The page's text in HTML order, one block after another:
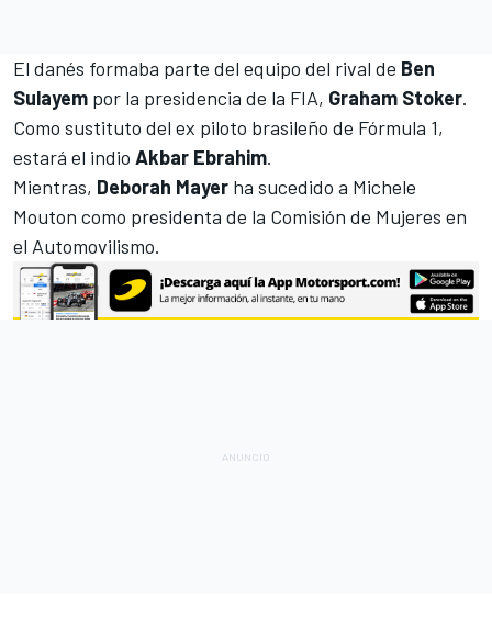
El danés formaba parte del equipo del rival de Ben
Sulayem por la presidencia de la FIA, Graham Stoker.
Como sustituto del ex piloto brasileño de Fórmula 1,
estará el indio Akbar Ebrahim.
Mientras, Deborah Mayer ha sucedido a Michele
Mouton como presidenta de la Comisión de Mujeres en
el Automovilismo.